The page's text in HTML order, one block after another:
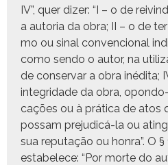
IV”, quer diz­er: “I – o de
a auto­ria da obra; II – o de
mo ou sinal con­ven­cional
como sendo o autor, na
de con­ser­var a obra inédi­ta;
inte­gri­dade da obra,
cações ou à práti­ca de atos
pos­sam prej­u­dicá-la ou
sua rep­utação ou hon­ra”. O
esta­b­elece: “Por morte do